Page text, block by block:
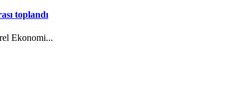
toplandı
Ekonomi...